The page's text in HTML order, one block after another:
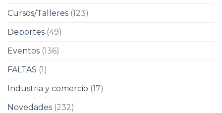
Cursos/Talleres (123)
Deportes (49)
Eventos (136)
FALTAS (1)
Industria y comercio (17)
Novedades (232)